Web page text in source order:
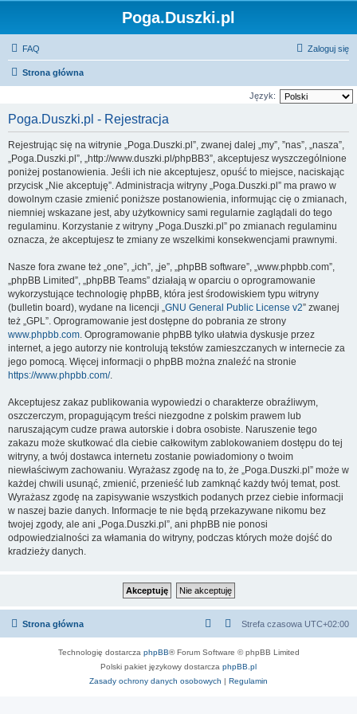
Poga.Duszki.pl
FAQ Zaloguj się
Strona główna
Język:
Poga.Duszki.pl - Rejestracja
Rejestrując się na witrynie „Poga.Duszki.pl”, zwanej dalej „my”, ”nas”, „nasza”,
„Poga.Duszki.pl”, „http://www.duszki.pl/phpBB3”, akceptujesz wyszczególnione
poniżej postanowienia. Jeśli ich nie akceptujesz, opuść to miejsce, naciskając
przycisk „Nie akceptuję”. Administracja witryny „Poga.Duszki.pl” ma prawo w
dowolnym czasie zmienić poniższe postanowienia, informując cię o zmianach,
niemniej wskazane jest, aby użytkownicy sami regularnie zaglądali do tego
regulaminu. Korzystanie z witryny „Poga.Duszki.pl” po zmianach regulaminu
oznacza, że akceptujesz te zmiany ze wszelkimi konsekwencjami prawnymi.
Nasze fora zwane też „one”, „ich”, „je”, „phpBB software”, „www.phpbb.com”,
„phpBB Limited”, „phpBB Teams” działają w oparciu o oprogramowanie
wykorzystujące technologię phpBB, która jest środowiskiem typu witryny
(bulletin board), wydane na licencji „GNU General Public License v2” zwanej
też „GPL”. Oprogramowanie jest dostępne do pobrania ze strony
www.phpbb.com. Oprogramowanie phpBB tylko ułatwia dyskusje przez
internet, a jego autorzy nie kontrolują tekstów zamieszczanych w internecie za
jego pomocą. Więcej informacji o phpBB można znaleźć na stronie
https://www.phpbb.com/.
Akceptujesz zakaz publikowania wypowiedzi o charakterze obraźliwym,
oszczerczym, propagującym treści niezgodne z polskim prawem lub
naruszającym cudze prawa autorskie i dobra osobiste. Naruszenie tego
zakazu może skutkować dla ciebie całkowitym zablokowaniem dostępu do tej
witryny, a twój dostawca internetu zostanie powiadomiony o twoim
niewłaściwym zachowaniu. Wyrażasz zgodę na to, że „Poga.Duszki.pl” może w
każdej chwili usunąć, zmienić, przenieść lub zamknąć każdy twój temat, post.
Wyrażasz zgodę na zapisywanie wszystkich podanych przez ciebie informacji
w naszej bazie danych. Informacje te nie będą przekazywane nikomu bez
twojej zgody, ale ani „Poga.Duszki.pl”, ani phpBB nie ponosi
odpowiedzialności za włamania do witryny, podczas których może dojść do
kradzieży danych.
Strona główna Strefa czasowa UTC+02:00
Technologię dostarcza phpBB® Forum Software © phpBB Limited
Polski pakiet językowy dostarcza phpBB.pl
Zasady ochrony danych osobowych | Regulamin